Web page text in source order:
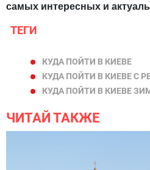
самых интересных и
ТЕГИ
КУДА ПОЙТИ В КИЕВЕ
КУДА ПОЙТИ В КИЕВЕ С
КУДА ПОЙТИ В КИЕВЕ
ЧИТАЙ ТАКЖЕ